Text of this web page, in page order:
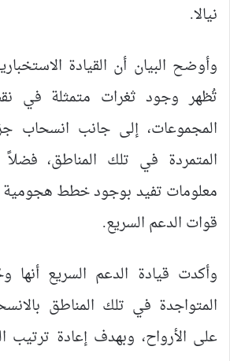
نيالا.
وأوضح البيان أن القيادة
تُظهر وجود ثغرات متمثلة في
المجموعات، إلى جانب انسحاب
المتمردة في تلك المناطق،
معلومات تفيد بوجود خطط هجومية
قوات الدعم السريع.
وأكدت قيادة الدعم السريع أنها
المتواجدة في تلك المناطق
على الأرواح، وبهدف إعادة